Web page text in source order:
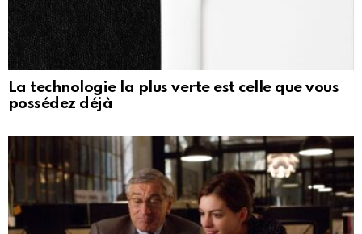
La technologie la plus verte est celle que vous
possédez déjà